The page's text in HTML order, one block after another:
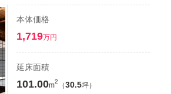
本体価格
1,719万円
延床面積
101.00m2 （30.5坪）